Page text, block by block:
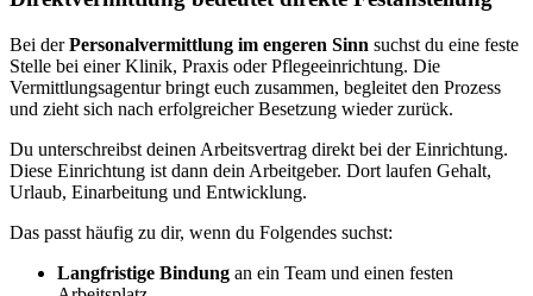
Bei derPersonalvermittlung im engeren Sinn suchst du eine feste
Stelle bei einer Klinik, Praxis oder Pflegeeinrichtung. Die
Vermittlungsagentur bringt euch zusammen, begleitet den Prozess
und zieht sich nach erfolgreicher Besetzung wieder zurück.
Du unterschreibst deinen Arbeitsvertrag direkt bei der Einrichtung.
Diese Einrichtung ist dann dein Arbeitgeber. Dort laufen Gehalt,
Urlaub, Einarbeitung und Entwicklung.
Das passt häufig zu dir, wenn du Folgendes suchst:
Langfristige Bindung an ein Team und einen festen